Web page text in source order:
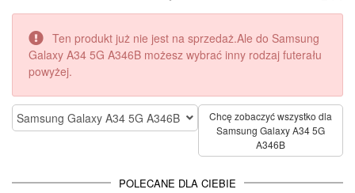
Ten produkt już nie jest na sprzedaż.Ale do Samsung
Galaxy A34 5G A346B możesz wybrać inny rodzaj futerału
powyżej.
Samsung Galaxy A34 5G A346B
Chcę zobaczyć wszystko dla
Samsung Galaxy A34 5G
A346B
POLECANE DLA CIEBIE